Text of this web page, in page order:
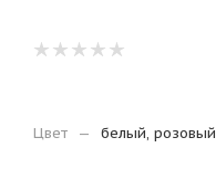
Цвет — белый, розовый